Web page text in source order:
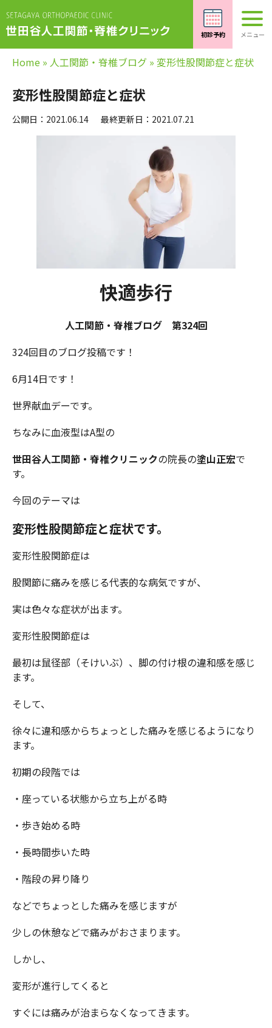
Home » 人工関節・脊椎ブログ » 変形性股関節症と症状
変形性股関節症と症状
公開日：2021.06.14 最終更新日：2021.07.21
快適歩行
人工関節・脊椎ブログ 第324回
324回目のブログ投稿です！
6月14日です！
世界献血デーです。
ちなみに血液型はA型の
世田谷人工関節・脊椎クリニックの院長の塗山正宏で
す。
今回のテーマは
変形性股関節症と症状です。
変形性股関節症は
股関節に痛みを感じる代表的な病気ですが、
実は色々な症状が出ます。
変形性股関節症は
最初は鼠径部（そけいぶ）、脚の付け根の違和感を感じ
ます。
そして、
徐々に違和感からちょっとした痛みを感じるようになり
ます。
初期の段階では
・座っている状態から立ち上がる時
・歩き始める時
・長時間歩いた時
・階段の昇り降り
などでちょっとした痛みを感じますが
少しの休憩などで痛みがおさまります。
しかし、
変形が進行してくると
すぐには痛みが治まらなくなってきます。